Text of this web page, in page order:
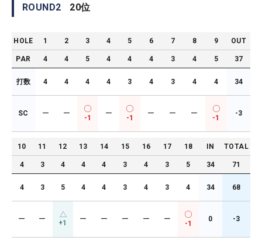
ROUND2 20位
HOLE 1 2 3 4 5 6 7 8 9 OUT
PAR 4 4 5 4 4 4 3 4 5 37
打数 4 4 4 4 3 4 3 4 4 34
SC ー ー
-1
ー
-1
ー ー ー
-1
-3
10 11 12 13 14 15 16 17 18 IN TOTAL
4 3 4 4 4 3 4 3 5 34 71
4 3 5 4 4 3 4 3 4 34 68
ー ー +1 ー ー ー ー ー
-1
0 -3